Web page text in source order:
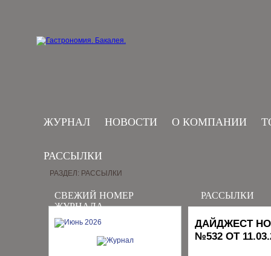
ЖУРНАЛ НОВОСТИ О КОМПАНИИ
РАССЫЛКИ
СВЕЖИЙ НОМЕР
ЖУРНАЛА
РАЗДЕЛ: РАССЫЛКИ
РАССЫЛКИ
ДАЙДЖЕСТ
№532 ОТ